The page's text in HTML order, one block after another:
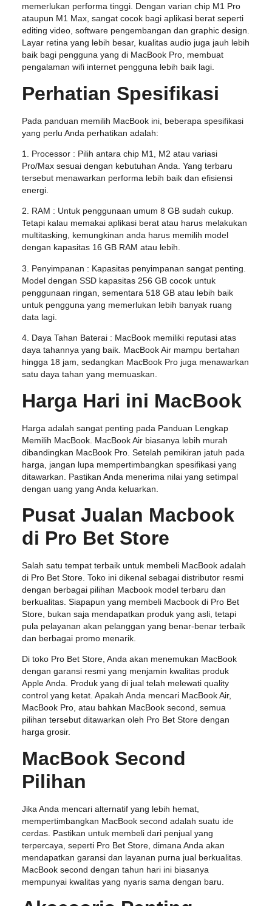
memerlukan performa tinggi. Dengan varian chip M1 Pro
ataupun M1 Max, sangat cocok bagi aplikasi berat seperti
editing video, software pengembangan dan graphic design.
Layar retina yang lebih besar, kualitas audio juga jauh lebih
baik bagi pengguna yang di MacBook Pro, membuat
pengalaman wifi internet pengguna lebih baik lagi.
Perhatian Spesifikasi
Pada panduan memilih MacBook ini, beberapa spesifikasi
yang perlu Anda perhatikan adalah:
1. Processor : Pilih antara chip M1, M2 atau variasi
Pro/Max sesuai dengan kebutuhan Anda. Yang terbaru
tersebut menawarkan performa lebih baik dan efisiensi
energi.
2. RAM : Untuk penggunaan umum 8 GB sudah cukup.
Tetapi kalau memakai aplikasi berat atau harus melakukan
multitasking, kemungkinan anda harus memilih model
dengan kapasitas 16 GB RAM atau lebih.
3. Penyimpanan : Kapasitas penyimpanan sangat penting.
Model dengan SSD kapasitas 256 GB cocok untuk
penggunaan ringan, sementara 518 GB atau lebih baik
untuk pengguna yang memerlukan lebih banyak ruang
data lagi.
4. Daya Tahan Baterai : MacBook memiliki reputasi atas
daya tahannya yang baik. MacBook Air mampu bertahan
hingga 18 jam, sedangkan MacBook Pro juga menawarkan
satu daya tahan yang memuaskan.
Harga Hari ini MacBook
Harga adalah sangat penting pada Panduan Lengkap
Memilih MacBook. MacBook Air biasanya lebih murah
dibandingkan MacBook Pro. Setelah pemikiran jatuh pada
harga, jangan lupa mempertimbangkan spesifikasi yang
ditawarkan. Pastikan Anda menerima nilai yang setimpal
dengan uang yang Anda keluarkan.
Pusat Jualan Macbook
di Pro Bet Store
Salah satu tempat terbaik untuk membeli MacBook adalah
di Pro Bet Store. Toko ini dikenal sebagai distributor resmi
dengan berbagai pilihan Macbook model terbaru dan
berkualitas. Siapapun yang membeli Macbook di Pro Bet
Store, bukan saja mendapatkan produk yang asli, tetapi
pula pelayanan akan pelanggan yang benar-benar terbaik
dan berbagai promo menarik.
Di toko Pro Bet Store, Anda akan menemukan MacBook
dengan garansi resmi yang menjamin kwalitas produk
Apple Anda. Produk yang di jual telah melewati quality
control yang ketat. Apakah Anda mencari MacBook Air,
MacBook Pro, atau bahkan MacBook second, semua
pilihan tersebut ditawarkan oleh Pro Bet Store dengan
harga grosir.
MacBook Second
Pilihan
Jika Anda mencari alternatif yang lebih hemat,
mempertimbangkan MacBook second adalah suatu ide
cerdas. Pastikan untuk membeli dari penjual yang
terpercaya, seperti Pro Bet Store, dimana Anda akan
mendapatkan garansi dan layanan purna jual berkualitas.
MacBook second dengan tahun hari ini biasanya
mempunyai kwalitas yang nyaris sama dengan baru.